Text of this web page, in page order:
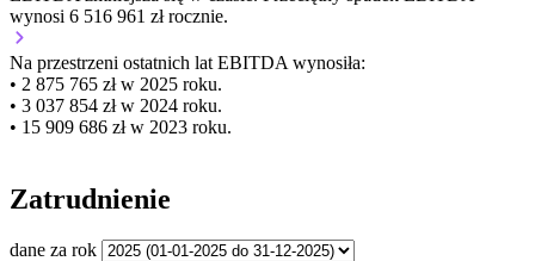
wynosi 6 516 961 zł rocznie.
Na przestrzeni ostatnich lat EBITDA wynosiła:
• 2 875 765 zł w 2025 roku.
• 3 037 854 zł w 2024 roku.
• 15 909 686 zł w 2023 roku.
Zatrudnienie
dane za rok